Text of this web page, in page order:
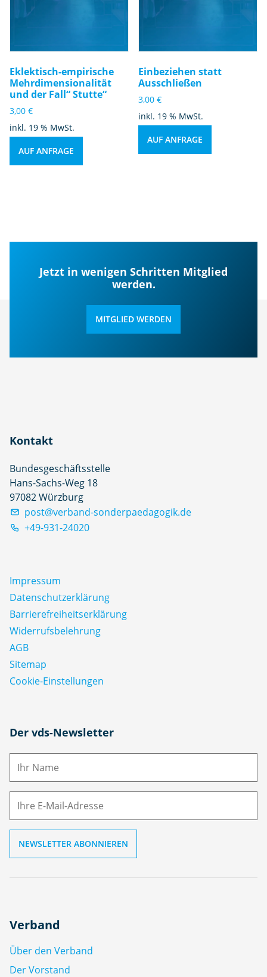
Eklektisch-empirische
Mehrdimensionalität
und der Fall“ Stutte“
3,00 €
inkl. 19 % MwSt.
AUF ANFRAGE
Einbeziehen statt
Ausschließen
3,00€
inkl. 19 % MwSt.
AUF ANFRAGE
Jetzt in wenigen Schritten Mitglied
werden.
MITGLIED WERDEN
Kontakt
Bundesgeschäftsstelle
Hans-Sachs-Weg 18
97082 Würzburg
post@verband-sonderpaedagogik.de
+49-931-24020
Impressum
Datenschutz­erklärung
Barrierefreiheitserklärung
Widerrufsbelehrung
AGB
Sitemap
Cookie-Einstellungen
Der vds-Newsletter
N
M
Verband
Über den Verband
Der Vorstand